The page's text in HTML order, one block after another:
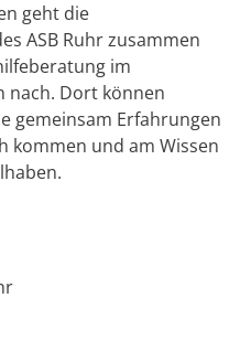
geht die
ASB Ruhr zusammen
im
nach. Dort können
gemeinsam Erfahrungen
kommen und am Wissen